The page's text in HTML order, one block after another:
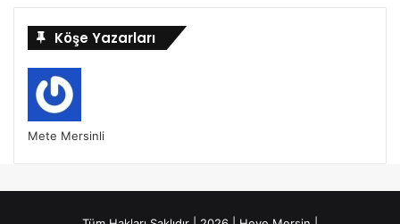
Köşe Yazarları
Mete Mersinli